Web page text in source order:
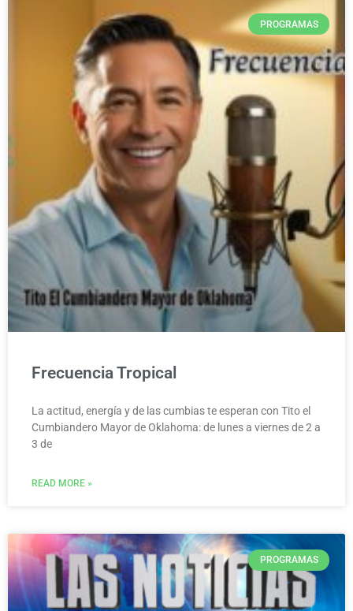
PROGRAMAS
Frecuencia Tropical
La actitud, energía y de las cumbias te esperan con Tito el
Cumbiandero Mayor de Oklahoma: de lunes a viernes de 2 a
3 de
READ MORE »
PROGRAMAS